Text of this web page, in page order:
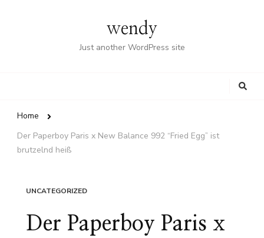
wendy
Just another WordPress site
Home
Der Paperboy Paris x New Balance 992 “Fried Egg” ist
brutzelnd heiß
UNCATEGORIZED
Der Paperboy Paris x